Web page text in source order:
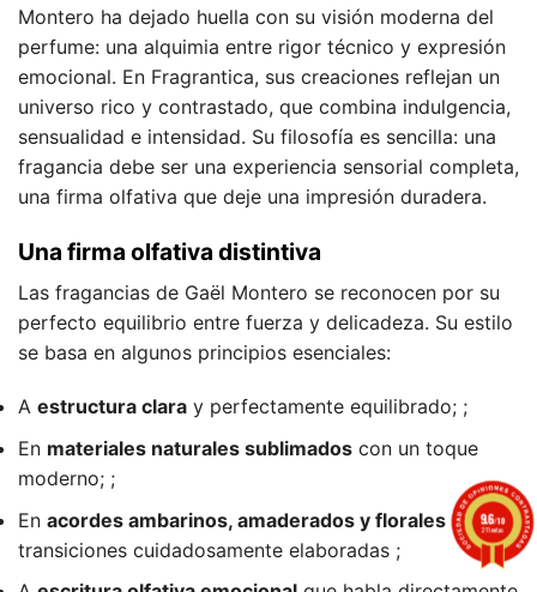
Montero ha dejado huella con su visión moderna del
perfume: una alquimia entre rigor técnico y expresión
emocional. En Fragrantica, sus creaciones reflejan un
universo rico y contrastado, que combina indulgencia,
sensualidad e intensidad. Su filosofía es sencilla: una
fragancia debe ser una experiencia sensorial completa,
una firma olfativa que deje una impresión duradera.
Una firma olfativa distintiva
Las fragancias de Gaël Montero se reconocen por su
perfecto equilibrio entre fuerza y delicadeza. Su estilo
se basa en algunos principios esenciales:
A estructura clara y perfectamente equilibrado; ;
En materiales naturales sublimados con un toque
moderno; ;
En acordes ambarinos, amaderados y florales con
transiciones cuidadosamente elaboradas ;
9.6/10
211 notas